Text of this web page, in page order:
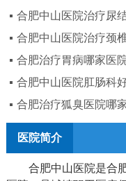
合肥中山医院治疗尿
合肥中山医院治疗颈
合肥治疗胃病哪家医
合肥中山医院肛肠科
合肥治疗狐臭医院哪
医院简介
合肥中山医院是合